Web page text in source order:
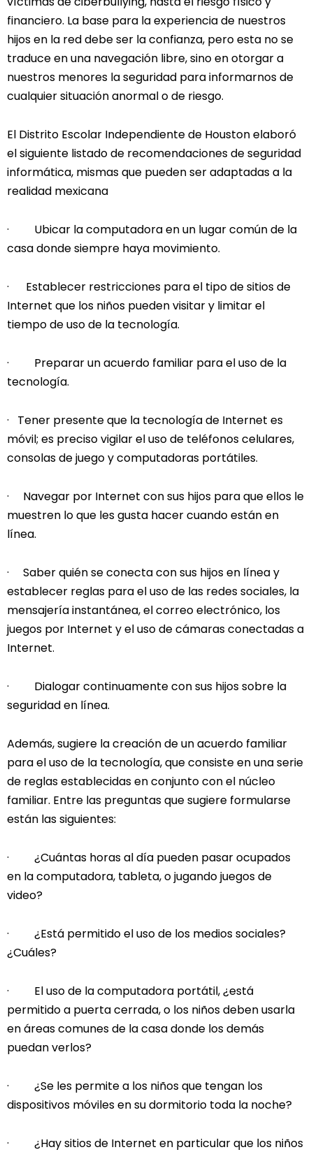
financiero. La base para la experiencia de nuestros
hijos en la red debe ser la confianza, pero esta no se
traduce en una navegación libre, sino en otorgar a
nuestros menores la seguridad para informarnos de
cualquier situación anormal o de riesgo.
El Distrito Escolar Independiente de Houston elaboró
el siguiente listado de recomendaciones de seguridad
informática, mismas que pueden ser adaptadas a la
realidad mexicana
· Ubicar la computadora en un lugar común de la
casa donde siempre haya movimiento.
· Establecer restricciones para el tipo de sitios de
Internet que los niños pueden visitar y limitar el
tiempo de uso de la tecnología.
· Preparar un acuerdo familiar para el uso de la
tecnología.
· Tener presente que la tecnología de Internet es
móvil; es preciso vigilar el uso de teléfonos celulares,
consolas de juego y computadoras portátiles.
· Navegar por Internet con sus hijos para que ellos le
muestren lo que les gusta hacer cuando están en
línea.
· Saber quién se conecta con sus hijos en línea y
establecer reglas para el uso de las redes sociales, la
mensajería instantánea, el correo electrónico, los
juegos por Internet y el uso de cámaras conectadas a
Internet.
· Dialogar continuamente con sus hijos sobre la
seguridad en línea.
Además, sugiere la creación de un acuerdo familiar
para el uso de la tecnología, que consiste en una serie
de reglas establecidas en conjunto con el núcleo
familiar. Entre las preguntas que sugiere formularse
están las siguientes:
· ¿Cuántas horas al día pueden pasar ocupados
en la computadora, tableta, o jugando juegos de
video?
· ¿Está permitido el uso de los medios sociales?
¿Cuáles?
· El uso de la computadora portátil, ¿está
permitido a puerta cerrada, o los niños deben usarla
en áreas comunes de la casa donde los demás
puedan verlos?
· ¿Se les permite a los niños que tengan los
dispositivos móviles en su dormitorio toda la noche?
· ¿Hay sitios de Internet en particular que los niños